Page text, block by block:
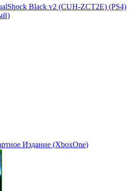
Black v2 (CUH-ZCT2E) (PS4)
Издание (XboxOne)